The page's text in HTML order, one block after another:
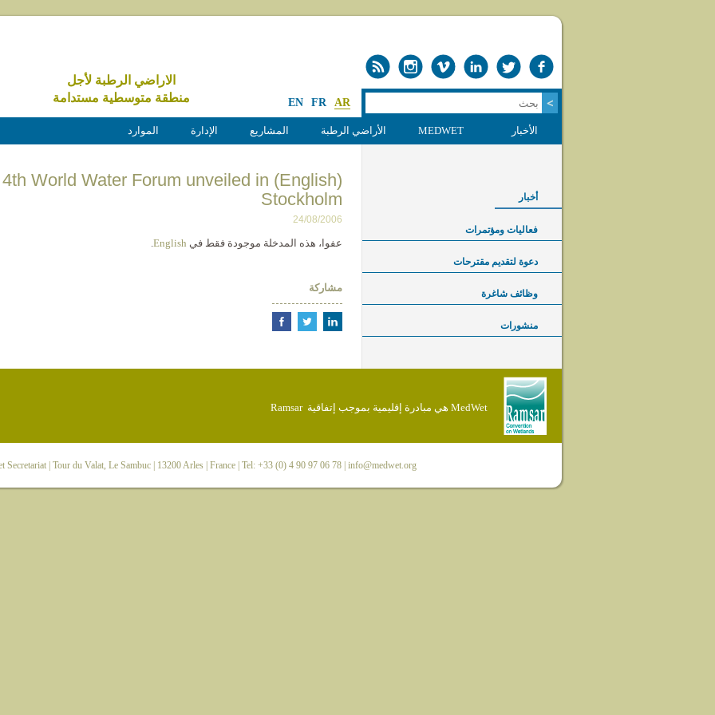
الاراضي الرطبة لأجل
منطقة متوسطية مستدامة
EN FR AR
الأخبار MEDWET الأراضي الرطبة المشاريع الإدارة الموارد
the 4th World Water Forum unveiled in
Stockholm
24/08/2006
عفوا، هذه المدخلة موجودة فقط في English
.
مشاركة
أخبار
فعاليات ومؤتمرات
دعوة لتقديم مقترحات
وظائف شاغرة
منشورات
MedWet هي مبادرة إقليمية بموجب إتفاقية Ramsar
Secretariat| Tour du Valat, Le Sambuc | 13200 Arles | France | Tel: +33 (0) 4 90 97 06 78 | info@medwet.org